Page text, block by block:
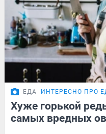
ЕДА ИНТЕРЕСНО ПРО
Хуже горькой
самых вредных